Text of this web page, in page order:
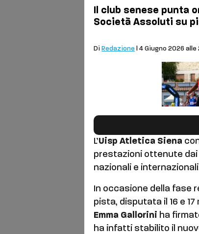
Il club senese punta
Società Assoluti su
Di Redazione | 4 Giugno 2026
L’Uisp Atletica Siena
prestazioni ottenute dai
nazionali e
In occasione della fase
pista, disputata il 16 e 17
Emma Gallorini ha
ha infatti stabilito il